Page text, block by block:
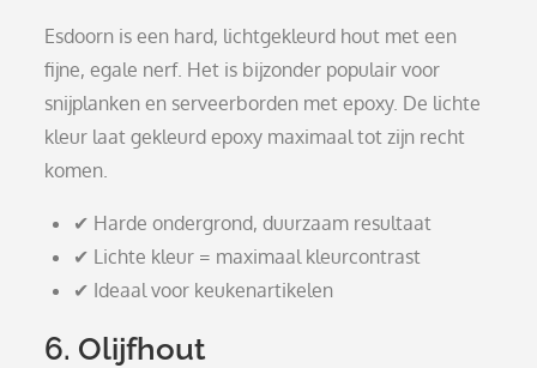
Esdoorn is een hard, lichtgekleurd hout met een
fijne, egale nerf. Het is bijzonder populair voor
snijplanken en serveerborden met epoxy. De lichte
kleur laat gekleurd epoxy maximaal tot zijn recht
komen.
✔ Harde ondergrond, duurzaam resultaat
✔ Lichte kleur = maximaal kleurcontrast
✔ Ideaal voor keukenartikelen
6. Olijfhout